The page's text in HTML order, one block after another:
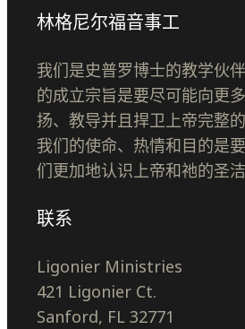
林格尼尔福音事工
我们是史普罗博士的教学伙
的成立宗旨是要尽可能向更
扬、教导并且捍卫上帝完整的
我们的使命、热情和目的是
们更加地认识上帝和祂的圣洁
联系
Ligonier Ministries
421 Ligonier Ct.
Sanford, FL 32771